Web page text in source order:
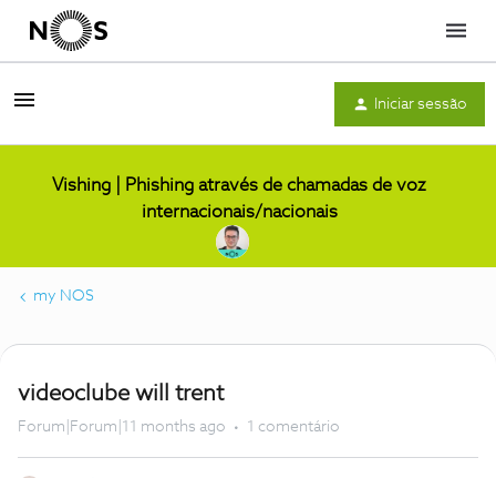
Menu
Iniciar sessão
Vishing | Phishing através de chamadas de voz
internacionais/nacionais
my NOS
videoclube will trent
Forum|Forum|11 months ago 1 comentário